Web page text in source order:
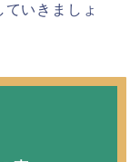
いきましょ